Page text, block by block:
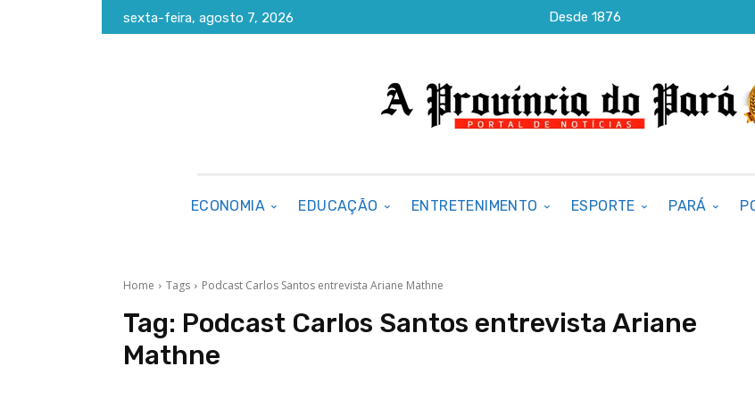
sexta-feira, agosto 7, 2026 Desde 1876
ECONOMIA EDUCAÇÃO ENTRETENIMENTO ESPORTE PARÁ
Home Tags Podcast Carlos Santos entrevista Ariane Mathne
Tag: Podcast Carlos Santos entrevista Ariane
Mathne